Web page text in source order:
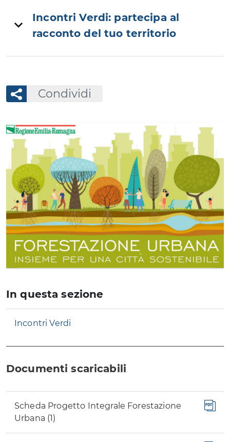
Incontri Verdi: partecipa al
racconto del tuo territorio
Condividi
In questa sezione
Incontri Verdi
Documenti scaricabili
Scheda Progetto Integrale Forestazione
Urbana (1)